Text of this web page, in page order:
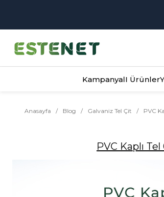
KampanyalI Ürünler
Anasayfa Blog Galvaniz Tel Çit PVC
PVC Kaplı